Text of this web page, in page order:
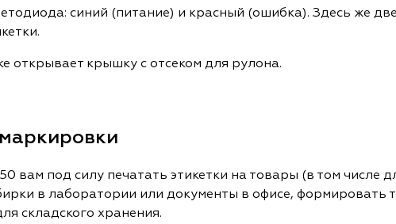
синий (питание) и красный (ошибка). Здесь же
открывает крышку с отсеком для рулона.
вам под силу печатать этикетки на товары (в том числе
в лаборатории или документы в офисе, формировать
складского хранения.